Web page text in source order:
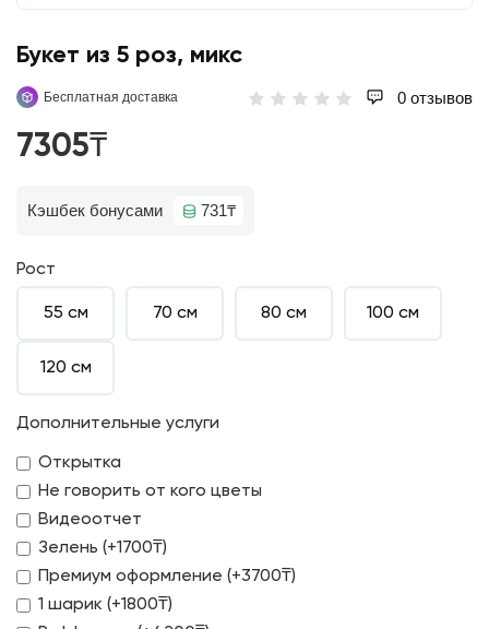
Букет из 5 роз, микс
Бесплатная доставка 0 отзывов
7305₸
Кэшбек бонусами 731₸
Рост
55 см 70 см 80 см 100 см
120 см
Дополнительные услуги
Открытка
Не говорить от кого цветы
Видеоотчет
Зелень (+1700₸)
Премиум оформление (+3700₸)
1 шарик (+1800₸)